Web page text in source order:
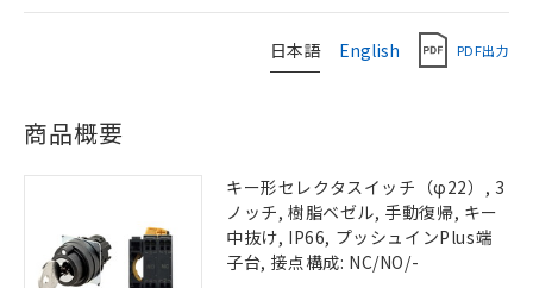
日本語 English PDF出力
商品概要
キー形セレクタスイッチ（φ22）, 3
ノッチ, 樹脂ベゼル, 手動復帰, キー
中抜け, IP66, プッシュインPlus端
子台, 接点構成: NC/NO/-